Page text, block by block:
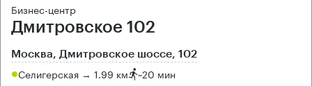
Бизнес-центр
Дмитровское 102
Москва, Дмитровское шоссе, 102
Селигерская → 1.99 км ~20 мин